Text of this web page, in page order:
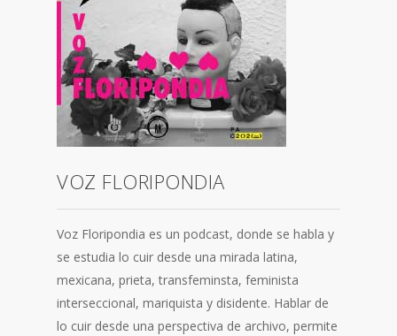
VOZ FLORIPONDIA
Voz Floripondia es un podcast, donde se habla y
se estudia lo cuir desde una mirada latina,
mexicana, prieta, transfeminsta, feminista
interseccional, mariquista y disidente. Hablar de
lo cuir desde una perspectiva de archivo, permite